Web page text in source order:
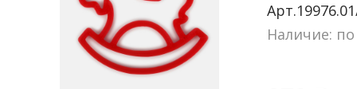
на заказ
Наличие: